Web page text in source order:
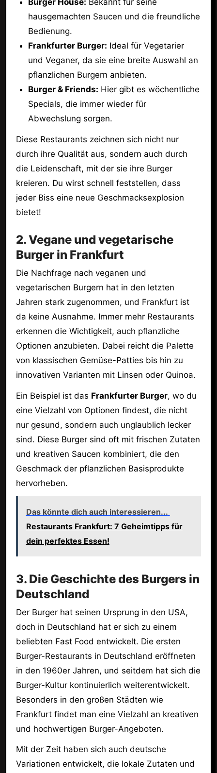
hausgemachten Saucen und die freundliche
Bedienung.
Frankfurter Burger: Ideal für Vegetarier
und Veganer, da sie eine breite Auswahl an
pflanzlichen Burgern anbieten.
Burger & Friends: Hier gibt es wöchentliche
Specials, die immer wieder für
Abwechslung sorgen.
Diese Restaurants zeichnen sich nicht nur
durch ihre Qualität aus, sondern auch durch
die Leidenschaft, mit der sie ihre Burger
kreieren. Du wirst schnell feststellen, dass
jeder Biss eine neue Geschmacksexplosion
bietet!
2. Vegane und vegetarische
Burger in Frankfurt
Die Nachfrage nach veganen und
vegetarischen Burgern hat in den letzten
Jahren stark zugenommen, und Frankfurt ist
da keine Ausnahme. Immer mehr Restaurants
erkennen die Wichtigkeit, auch pflanzliche
Optionen anzubieten. Dabei reicht die Palette
von klassischen Gemüse-Patties bis hin zu
innovativen Varianten mit Linsen oder Quinoa.
Ein Beispiel ist das Frankfurter Burger, wo du
eine Vielzahl von Optionen findest, die nicht
nur gesund, sondern auch unglaublich lecker
sind. Diese Burger sind oft mit frischen Zutaten
und kreativen Saucen kombiniert, die den
Geschmack der pflanzlichen Basisprodukte
hervorheben.
Das könnte dich auch interessieren...
Restaurants Frankfurt: 7 Geheimtipps für
dein perfektes Essen!
3. Die Geschichte des Burgers in
Deutschland
Der Burger hat seinen Ursprung in den USA,
doch in Deutschland hat er sich zu einem
beliebten Fast Food entwickelt. Die ersten
Burger-Restaurants in Deutschland eröffneten
in den 1960er Jahren, und seitdem hat sich die
Burger-Kultur kontinuierlich weiterentwickelt.
Besonders in den großen Städten wie
Frankfurt findet man eine Vielzahl an kreativen
und hochwertigen Burger-Angeboten.
Mit der Zeit haben sich auch deutsche
Variationen entwickelt, die lokale Zutaten und